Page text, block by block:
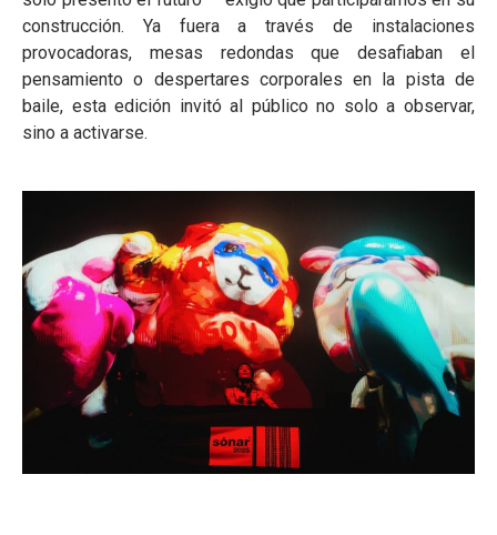
construcción. Ya fuera a través de instalaciones
provocadoras, mesas redondas que desafiaban el
pensamiento o despertares corporales en la pista de
baile, esta edición invitó al público no solo a observar,
sino a activarse.